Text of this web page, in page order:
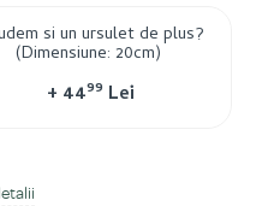
si un ursulet de plus?
(Dimensiune: 20cm)
+ 4499 Lei